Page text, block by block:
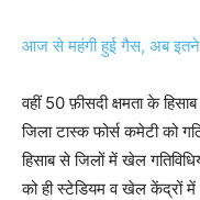
आज से महंगी हुई गैस, अब इतने
वहीं 50 फ़ीसदी क्षमता के
जिला टास्क फोर्स कमेटी को
हिसाब से जिलों में खेल
को ही स्टेडियम व खेल केंद्रों में